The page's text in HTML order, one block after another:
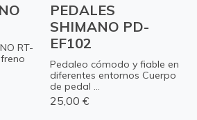
RT-
PEDALES
SHIMANO PD-
EF102
Pedaleo cómodo y fiable en
diferentes entornos Cuerpo
de pedal ...
25,00 €